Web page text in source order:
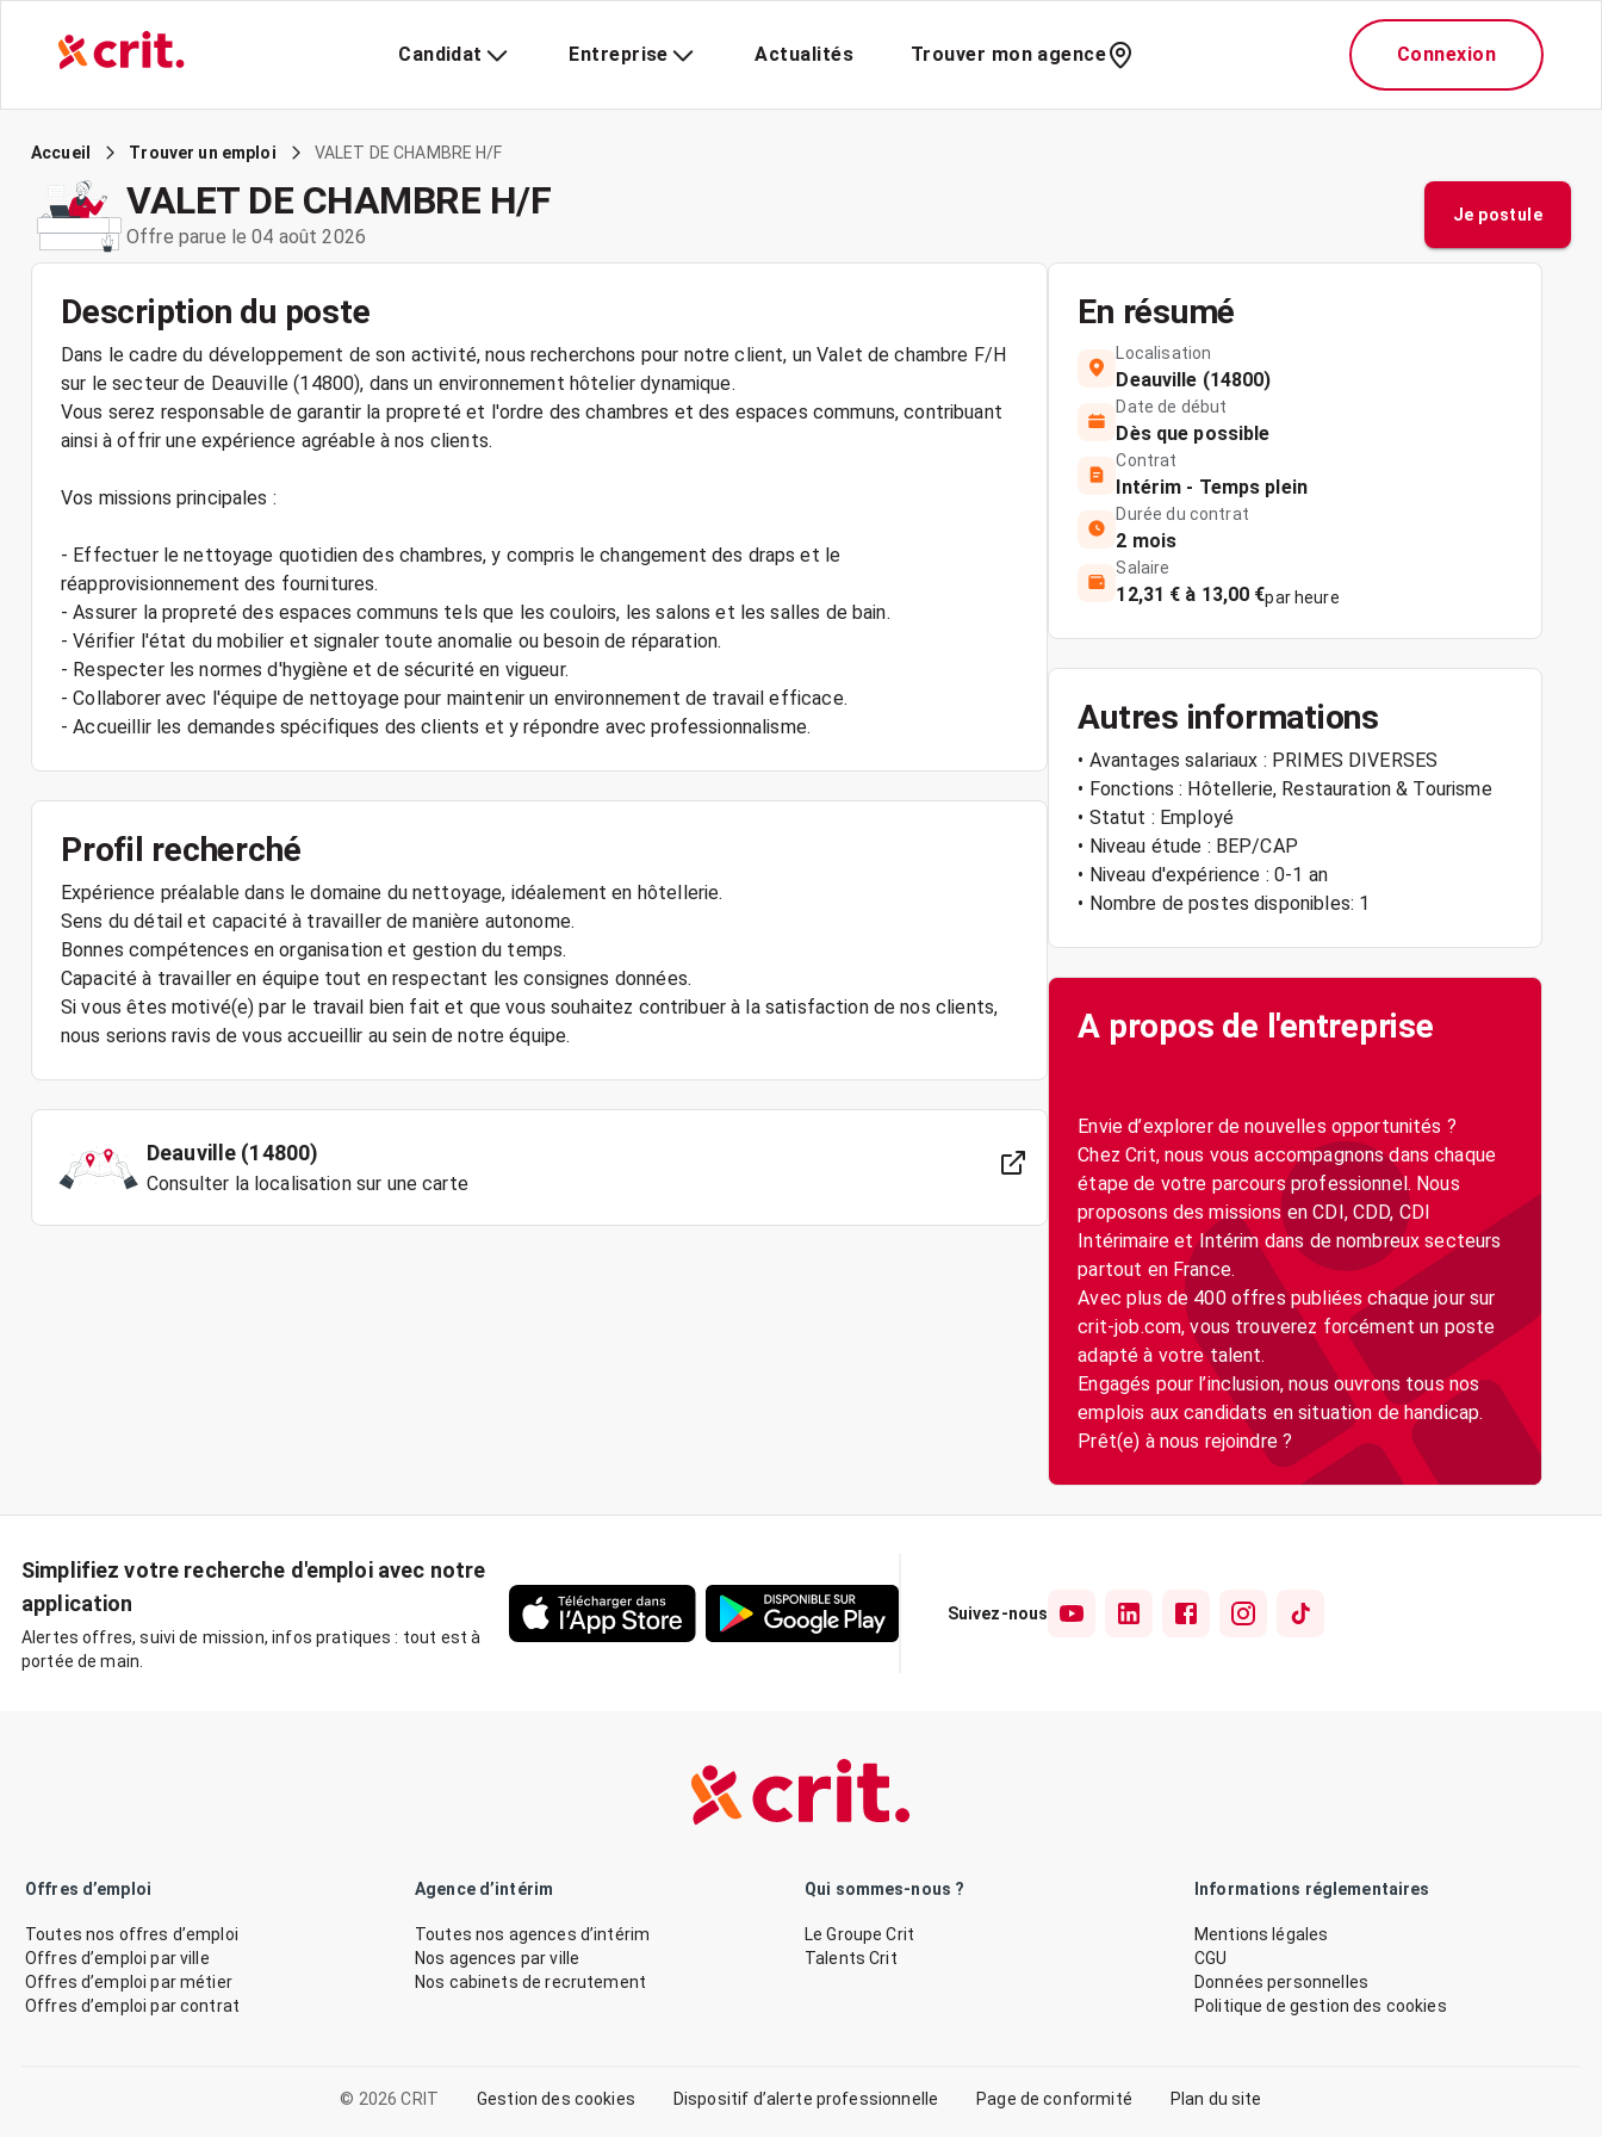
Candidat Entreprise Actualités Trouver mon agence Connexion
Accueil Trouver un emploi VALET DE CHAMBRE H/F
VALET DE CHAMBRE H/F
Offre parue le 04 août 2026
Je postule
Description du poste
Dans le cadre du développement de son activité, nous recherchons pour notre client, un Valet de chambre F/H
sur le secteur de Deauville (14800), dans un environnement hôtelier dynamique.
Vous serez responsable de garantir la propreté et l'ordre des chambres et des espaces communs, contribuant
ainsi à offrir une expérience agréable à nos clients.
Vos missions principales :
- Effectuer le nettoyage quotidien des chambres, y compris le changement des draps et le
réapprovisionnement des fournitures.
- Assurer la propreté des espaces communs tels que les couloirs, les salons et les salles de bain.
- Vérifier l'état du mobilier et signaler toute anomalie ou besoin de réparation.
- Respecter les normes d'hygiène et de sécurité en vigueur.
- Collaborer avec l'équipe de nettoyage pour maintenir un environnement de travail efficace.
- Accueillir les demandes spécifiques des clients et y répondre avec professionnalisme.
Profil recherché
Expérience préalable dans le domaine du nettoyage, idéalement en hôtellerie.
Sens du détail et capacité à travailler de manière autonome.
Bonnes compétences en organisation et gestion du temps.
Capacité à travailler en équipe tout en respectant les consignes données.
Si vous êtes motivé(e) par le travail bien fait et que vous souhaitez contribuer à la satisfaction de nos clients,
Deauville (14800)
Consulter la localisation sur une carte
En résumé
Localisation
Deauville (14800)
Date de début
Dès que possible
Contrat
Intérim - Temps plein
Durée du contrat
2 mois
Salaire
12,31 € à 13,00 €par heure
Autres informations
• Avantages salariaux : PRIMES DIVERSES
• Fonctions : Hôtellerie, Restauration & Tourisme
• Statut : Employé
• Niveau étude : BEP/CAP
• Niveau d'expérience : 0-1 an
• Nombre de postes disponibles: 1
A propos de l'entreprise
Envie d’explorer de nouvelles opportunités ?
Chez Crit, nous vous accompagnons dans chaque
étape de votre parcours professionnel. Nous
proposons des missions en CDI, CDD, CDI
Intérimaire et Intérim dans de nombreux secteurs
partout en France.
Avec plus de 400 offres publiées chaque jour sur
crit-job.com, vous trouverez forcément un poste
adapté à votre talent.
Engagés pour l’inclusion, nous ouvrons tous nos
emplois aux candidats en situation de handicap.
Simplifiez votre recherche d'emploi avec notre
application
Alertes offres, suivi de mission, infos pratiques : tout est à
portée de main.
Suivez-nous
Offres d’emploi
Toutes nos offres d’emploi
Offres d’emploi par ville
Offres d’emploi par métier
Offres d’emploi par contrat
Agence d’intérim
Toutes nos agences d’intérim
Nos agences par ville
Nos cabinets de recrutement
Qui sommes-nous ?
Le Groupe Crit
Talents Crit
Informations réglementaires
Mentions légales
CGU
Données personnelles
Politique de gestion des cookies
© 2026 CRIT Gestion des cookies Dispositif d’alerte professionnelle Page de conformité Plan du site